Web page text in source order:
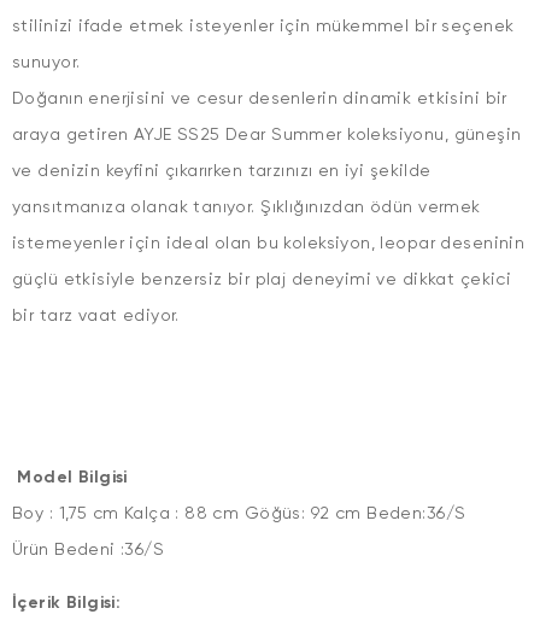
stilinizi ifade etmek isteyenler için mükemmel bir seçenek
sunuyor.
Doğanın enerjisini ve cesur desenlerin dinamik etkisini bir
araya getiren AYJE SS25 Dear Summer koleksiyonu, güneşin
ve denizin keyfini çıkarırken tarzınızı en iyi şekilde
yansıtmanıza olanak tanıyor. Şıklığınızdan ödün vermek
istemeyenler için ideal olan bu koleksiyon, leopar deseninin
güçlü etkisiyle benzersiz bir plaj deneyimi ve dikkat çekici
bir tarz vaat ediyor.
Model Bilgisi
Boy : 1,75 cm Kalça : 88 cm Göğüs: 92 cm Beden:36/S
Ürün Bedeni :36/S
İçerik Bilgisi: